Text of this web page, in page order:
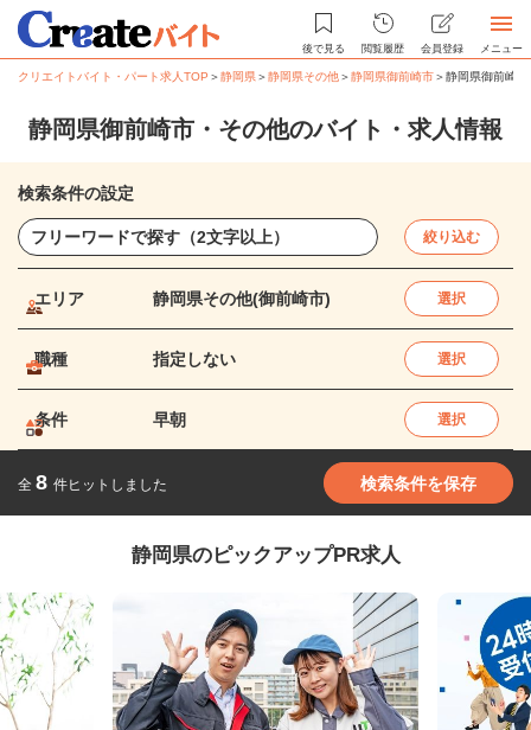
後で見る 閲覧履歴 会員登録 メニュー
クリエイトバイト・パート求人TOP ＞静岡県＞静岡県その他＞静岡県御前崎市＞静岡県御前崎
静岡県御前崎市・その他のバイト・求人情報
検索条件の設定
絞り込む
エリア 静岡県その他(御前崎市) 選択
職種 指定しない 選択
条件 早朝 選択
全 8 件ヒットしました 検索条件を保存
静岡県のピックアップPR求人